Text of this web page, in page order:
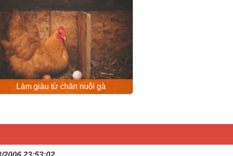
Làm giàu từ chăn nuôi gà